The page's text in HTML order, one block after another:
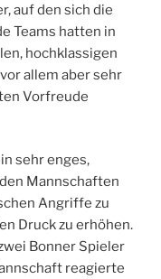
auf den sich die
Teams hatten in
hochklassigen
allem aber sehr
Vorfreude
sehr enges,
Mannschaften
Angriffe zu
Druck zu erhöhen.
Bonner Spieler
reagierte